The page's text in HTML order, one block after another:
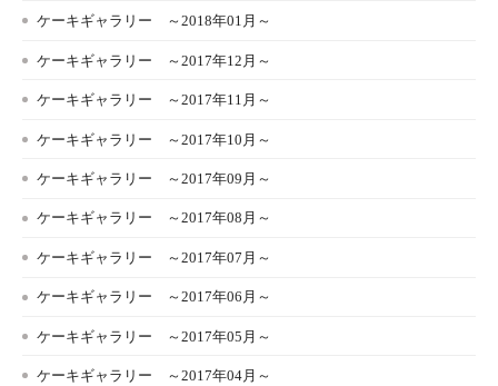
ケーキギャラリー ～2018年01月～
ケーキギャラリー ～2017年12月～
ケーキギャラリー ～2017年11月～
ケーキギャラリー ～2017年10月～
ケーキギャラリー ～2017年09月～
ケーキギャラリー ～2017年08月～
ケーキギャラリー ～2017年07月～
ケーキギャラリー ～2017年06月～
ケーキギャラリー ～2017年05月～
ケーキギャラリー ～2017年04月～